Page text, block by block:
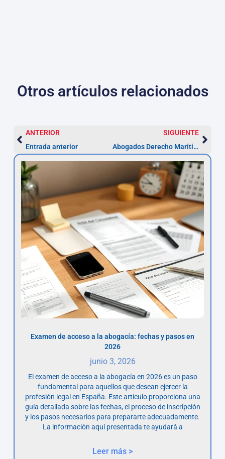
Otros artículos relacionados
ANTERIOR
Entrada anterior
SIGUIENTE
Abogados Derecho Marítimo Alcorcón — Reclamaciones en 1 año
Examen de acceso a la abogacía: fechas y pasos en
2026
junio 3, 2026
El examen de acceso a la abogacía en 2026 es un paso
fundamental para aquellos que desean ejercer la
profesión legal en España. Este artículo proporciona una
guía detallada sobre las fechas, el proceso de inscripción
y los pasos necesarios para prepararte adecuadamente.
La información aquí presentada te ayudará a
Leer más >